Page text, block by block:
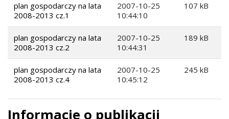
plan gospodarczy na lata
2008-2013 cz.1
2007-10-25
10:44:10
107 kB
plan gospodarczy na lata
2008-2013 cz.2
2007-10-25
10:44:31
189 kB
plan gospodarczy na lata
2008-2013 cz.4
2007-10-25
10:45:12
245 kB
Informacje o publikacji